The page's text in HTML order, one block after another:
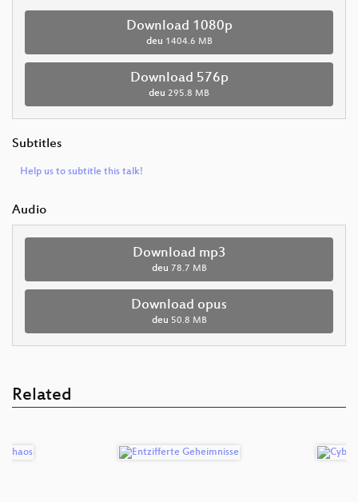
Download 1080p
deu 1404.6 MB
Download 576p
deu 295.8 MB
Subtitles
Help us to subtitle this talk!
Audio
Download mp3
deu 78.7 MB
Download opus
deu 50.8 MB
Related